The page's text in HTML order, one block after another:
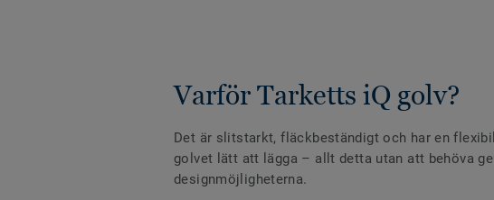
Varför Tarketts iQ golv?
Det är slitstarkt, fläckbeständigt och har en
golvet lätt att lägga – allt detta utan att behöva
designmöjligheterna.